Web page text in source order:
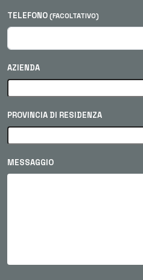
TELEFONO (FACOLTATIVO)
AZIENDA
PROVINCIA DI RESIDENZA
MESSAGGIO